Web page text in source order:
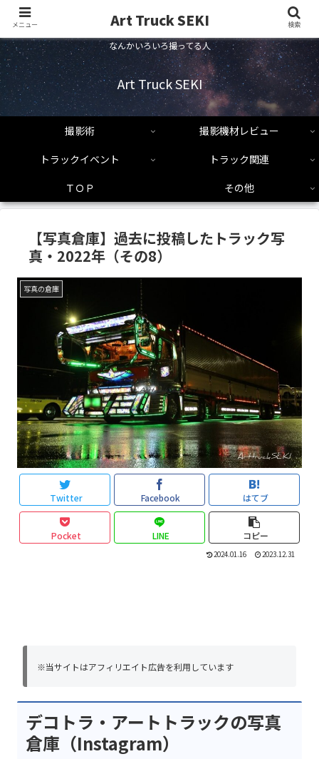
なんかいろいろ撮ってる人
Art Truck SEKI
撮影術
撮影機材レビュー
トラックイベント
トラック関連
ＴＯＰ
その他
【写真倉庫】過去に投稿したトラック写
真・2022年（その8）
写真の倉庫
Twitter Facebook はてブ
Pocket LINE コピー
2024.01.16 2023.12.31
※当サイトはアフィリエイト広告を利用しています
デコトラ・アートトラックの写真
倉庫（Instagram）
メニュー Art Truck SEKI 検索